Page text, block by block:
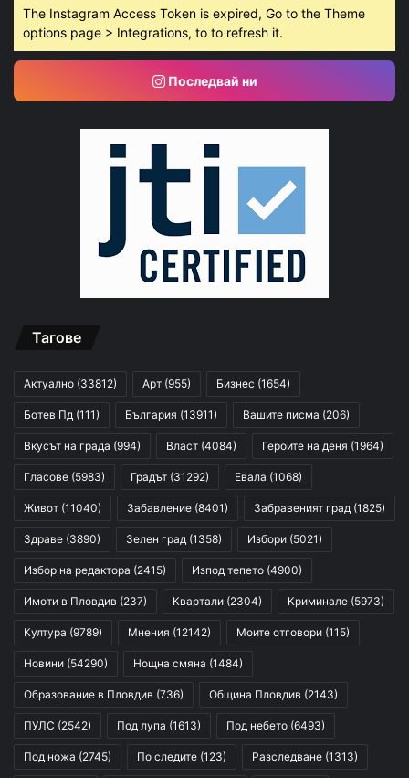
The Instagram Access Token is expired, Go to the Theme
options page > Integrations, to to refresh it.
Последвай ни
Тагове
Актуално (33812) Арт (955) Бизнес (1654)
Ботев Пд (111) България (13911) Вашите писма (206)
Вкусът на града (994) Власт (4084) Героите на деня (1964)
Гласове (5983) Градът (31292) Евала (1068)
Живот (11040) Забавление (8401) Забравеният град (1825)
Здраве (3890) Зелен град (1358) Избори (5021)
Избор на редактора (2415) Изпод тепето (4900)
Имоти в Пловдив (237) Квартали (2304) Криминале (5973)
Култура (9789) Мнения (12142) Моите отговори (115)
Новини (54290) Нощна смяна (1484)
Образование в Пловдив (736) Община Пловдив (2143)
ПУЛС (2542) Под лупа (1613) Под небето (6493)
Под ножа (2745) По следите (123) Разследване (1313)